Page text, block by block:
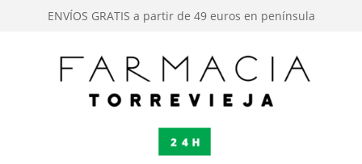
ENVÍOS GRATIS a partir de 49 euros en península